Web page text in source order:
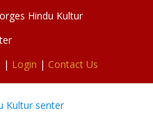
Hindu Kultur
| Login | Contact Us